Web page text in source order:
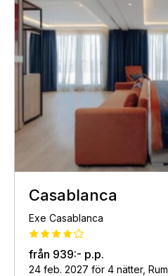
Casablanca
Exe Casablanca
från 939:- p.p.
24 feb. 2027 för 4 nätter, Rum